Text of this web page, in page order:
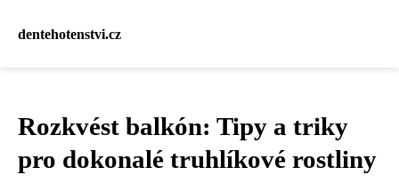
dentehotenstvi.cz
Rozkvést balkón: Tipy a triky
pro dokonalé truhlíkové rostliny